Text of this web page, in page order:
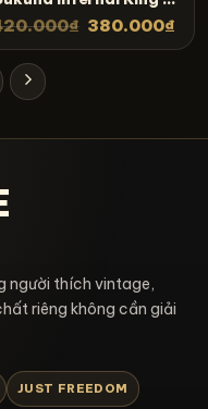
SPB8
₫ 380.000₫
người thích vintage,
riêng không cần giải
JUST FREEDOM